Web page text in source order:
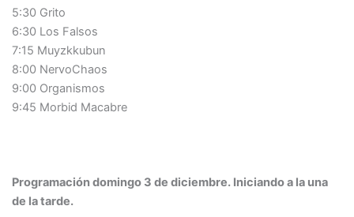
5:30 Grito
6:30 Los Falsos
7:15 Muyzkkubun
8:00 NervoChaos
9:00 Organismos
9:45 Morbid Macabre
Programación domingo 3 de diciembre. Iniciando a la una
de la tarde.